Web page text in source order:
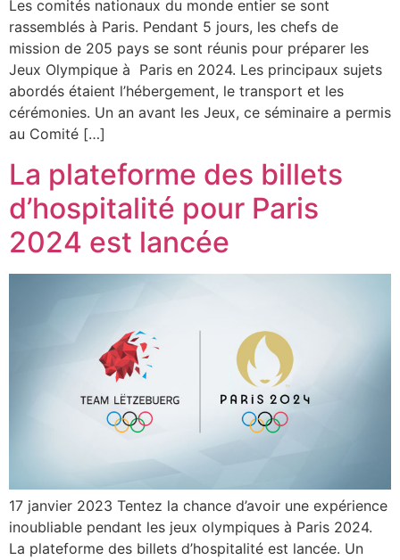
Les comités nationaux du monde entier se sont
rassemblés à Paris. Pendant 5 jours, les chefs de
mission de 205 pays se sont réunis pour préparer les
Jeux Olympique à Paris en 2024. Les principaux sujets
abordés étaient l’hébergement, le transport et les
cérémonies. Un an avant les Jeux, ce séminaire a permis
au Comité […]
La plateforme des billets
d’hospitalité pour Paris
2024 est lancée
17 janvier 2023 Tentez la chance d’avoir une expérience
inoubliable pendant les jeux olympiques à Paris 2024.
La plateforme des billets d’hospitalité est lancée. Un